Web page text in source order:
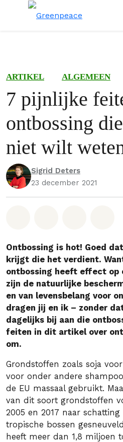
ARTIKEL ALGEMEEN
7 pijnlijke
ontbossing
niet wilt
Sigrid Deters
23 december 2021
Ontbossing is hot! Goed
krijgt die het verdient.
ontbossing heeft effect op
zijn de natuurlijke
en van levensbelang voor
dragen jij en ik – zonder
dagelijks bij aan die
feiten in dit artikel over
om.
Grondstoffen zoals soja
voor onder andere
de EU massaal gebruikt.
van dit soort grondstoffen
2005 en 2017 naar
tropische bossen
heeft meer dan 1,8 miljoen